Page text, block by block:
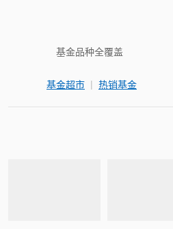
基金品种全覆盖
基金超市 | 热销基金